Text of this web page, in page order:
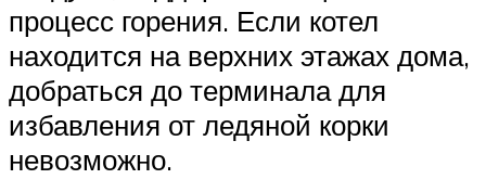
процесс горения. Если котел
находится на верхних этажах дома,
добраться до терминала для
избавления от ледяной корки
невозможно.